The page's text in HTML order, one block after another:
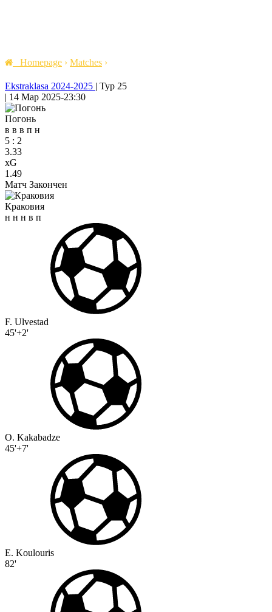
Homepage › Matches ›
Ekstraklasa 2024-2025 | Тур 25
| 14 Мар 2025-23:30
Погонь
в в в п н
5 : 2
3.33
xG
1.49
Матч Закончен
Краковия
н н н в п
F. Ulvestad
45'+2'
O. Kakabadze
45'+7'
E. Koulouris
82'